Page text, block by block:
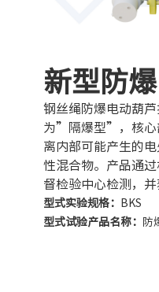
新型防
钢丝绳防爆电动葫
为”隔爆型”，核心
离内部可能产生的
性混合物。产品通
督检验中心检测，并
型式实验规格：
BKS
型式试验产品名称：
防